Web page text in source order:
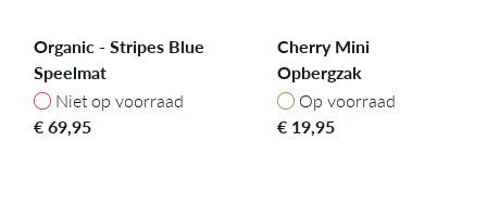
Organic - Stripes Blue
Speelmat
Niet op voorraad
Niet op voorraad
€69,95
Cherry Mini
Opbergzak
Op voorraad
Op voorraad
€ 19,95